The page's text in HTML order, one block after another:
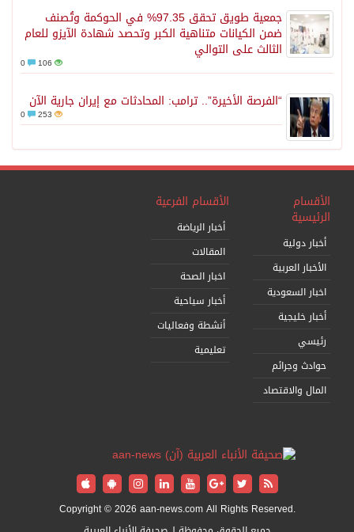
جمعية طويق تحقق 97.35% في الحوكمة وتُصنف
ضمن الكيانات متناهية الكبر وتحصد شهادة الآيزو للعام
الثالث على التوالي
106
“الفرصة الأخيرة”.. ترامب: المحادثات مع إيران جارية الآن
253
الأقسام
الرئيسية
أخبار دولية
الأخبار العربية
اخبار السعودية
أخبار خليجية
رئيسي
حوادث وجرائم
المال والاقتصاد
الأقسام الفرعية
أخبار الرياضة
المقالات
اخبار الصحة
أخبار سياحية
أنشطة وفعاليات
تعليمية
Copyright © 2026 aan-news.com All Rights Reserved.